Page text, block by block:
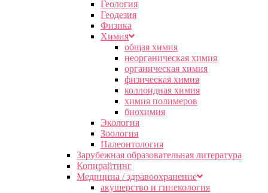
Геология
Геодезия
Физика
Химия
общая химия
неорганическая химия
органическая химия
физическая химия
коллоидная химия
химия полимеров
биохимия
Экология
Зоология
Палеонтология
Зарубежная образовательная литература
Копирайтинг
Медицина / здравоохранение
акушерство и гинекология